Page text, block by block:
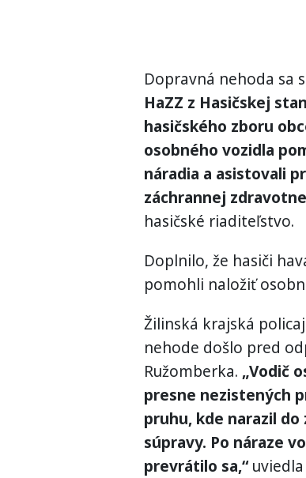
Dopravná nehoda sa
HaZZ z Hasičskej
hasičského zboru
osobného vozidla
náradia a asistovali
záchrannej
hasičské riaditeľstvo.
Doplnilo, že hasiči
pomohli naložiť
Žilinská krajská
nehode došlo pred
Ružomberka. „Vodič
presne nezistených
pruhu, kde narazil
súpravy. Po náraze
prevrátilo sa,“uviedla